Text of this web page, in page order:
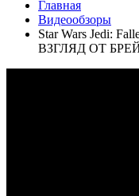
Главная
Видеообзоры
Star Wars Jedi:
ВЗГЛЯД ОТ